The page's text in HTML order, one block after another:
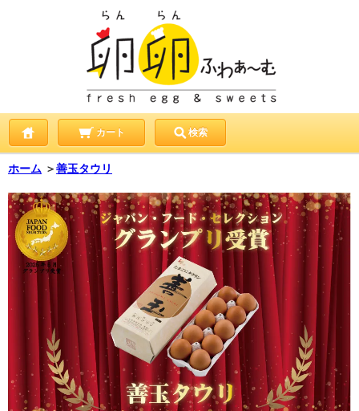
カート 検索
ホーム ＞善玉タウリ